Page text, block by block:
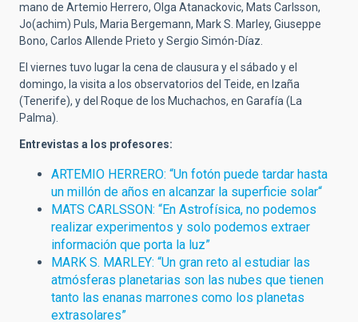
mano de Artemio Herrero, Olga Atanackovic, Mats Carlsson,
Jo(achim) Puls, Maria Bergemann, Mark S. Marley, Giuseppe
Bono, Carlos Allende Prieto y Sergio Simón-Díaz.
El viernes tuvo lugar la cena de clausura y el sábado y el
domingo, la visita a los observatorios del Teide, en Izaña
(Tenerife), y del Roque de los Muchachos, en Garafía (La
Palma).
Entrevistas a los profesores:
ARTEMIO HERRERO: “Un fotón puede tardar hasta
un millón de años en alcanzar la superficie solar“
MATS CARLSSON: “En Astrofísica, no podemos
realizar experimentos y solo podemos extraer
información que porta la luz”
MARK S. MARLEY: “Un gran reto al estudiar las
atmósferas planetarias son las nubes que tienen
tanto las enanas marrones como los planetas
extrasolares”